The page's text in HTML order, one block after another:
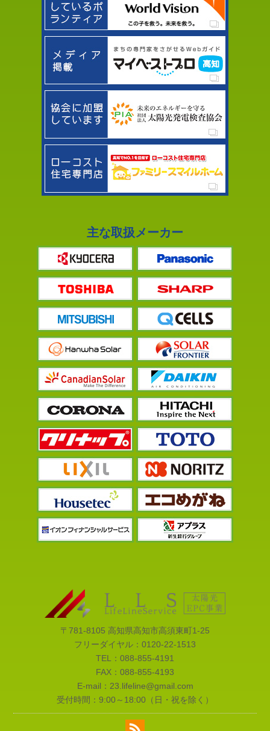
主な取扱メーカー
〒781-8105 高知県高知市高須東町1-25
フリーダイヤル： 0120-22-1513
TEL： 088-855-4191
FAX：088-855-4193
E-mail： 23.lifeline@gmail.com
受付時間：9:00～18:00（日・祝を除く）